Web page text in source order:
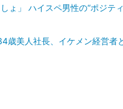
ょ」 ハイスペ男性の“ポジテ
歳美人社長、イケメン経営者